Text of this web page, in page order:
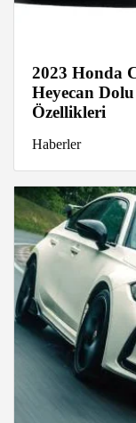
2023 Honda
Heyecan
Özellikleri
Haberler